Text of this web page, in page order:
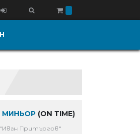
МИНЬОР (ON TIME)
Притъргов"